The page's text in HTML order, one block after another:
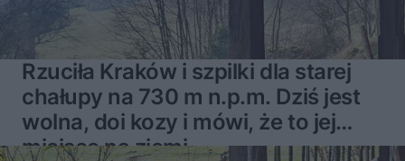
Rzuciła Kraków i szpilki dla starej
chałupy na 730 m n.p.m. Dziś jest
wolna, doi kozy i mówi, że to jej
miejsce na ziemi